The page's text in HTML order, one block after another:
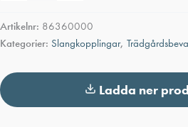
utv.
mängd
Artikelnr: 86360000
Kategorier: Slangkopplingar,
Ladda ner